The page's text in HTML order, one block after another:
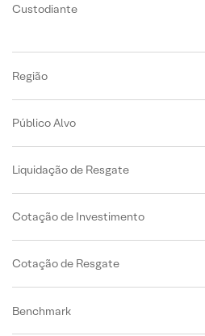
Custodiante
Região
Público Alvo
Liquidação de Resgate
Cotação de Investimento
Cotação de Resgate
Benchmark